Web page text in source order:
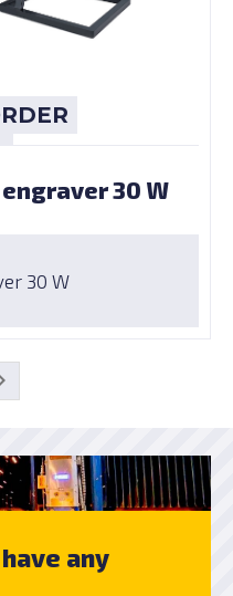
30 W
30 W
any